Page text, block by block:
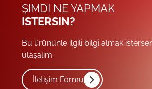
ŞIMDI NE YAPMAK
ISTERSIN?
Bu ürününle ilgili bilgi almak
ulaşalım.
İletişim Formu